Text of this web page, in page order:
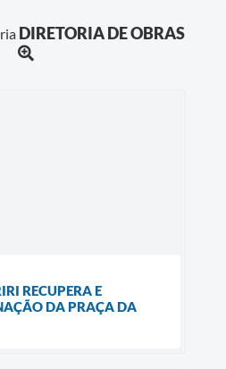
DIRETORIA DE OBRAS
RECUPERA E
DA PRAÇA DA